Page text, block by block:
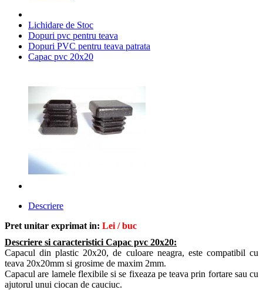
Lichidare de Stoc
Dopuri pvc pentru teava
Dopuri PVC pentru teava patrata
Capac pvc 20x20
Descriere
Pret unitar exprimat in: Lei / buc
Descriere si caracteristici Capac pvc 20x20:
Capacul din plastic 20x20, de culoare neagra, este compatibil cu
teava 20x20mm si grosime de maxim 2mm.
Capacul are lamele flexibile si se fixeaza pe teava prin fortare sau cu
ajutorul unui ciocan de cauciuc.